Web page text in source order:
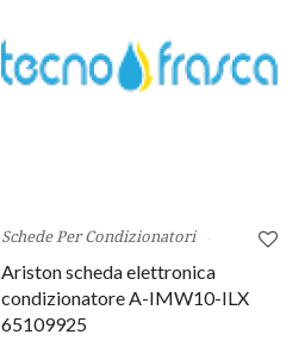
Schede Per Condizionatori
Ariston scheda elettronica
condizionatore A-IMW10-ILX
65109925